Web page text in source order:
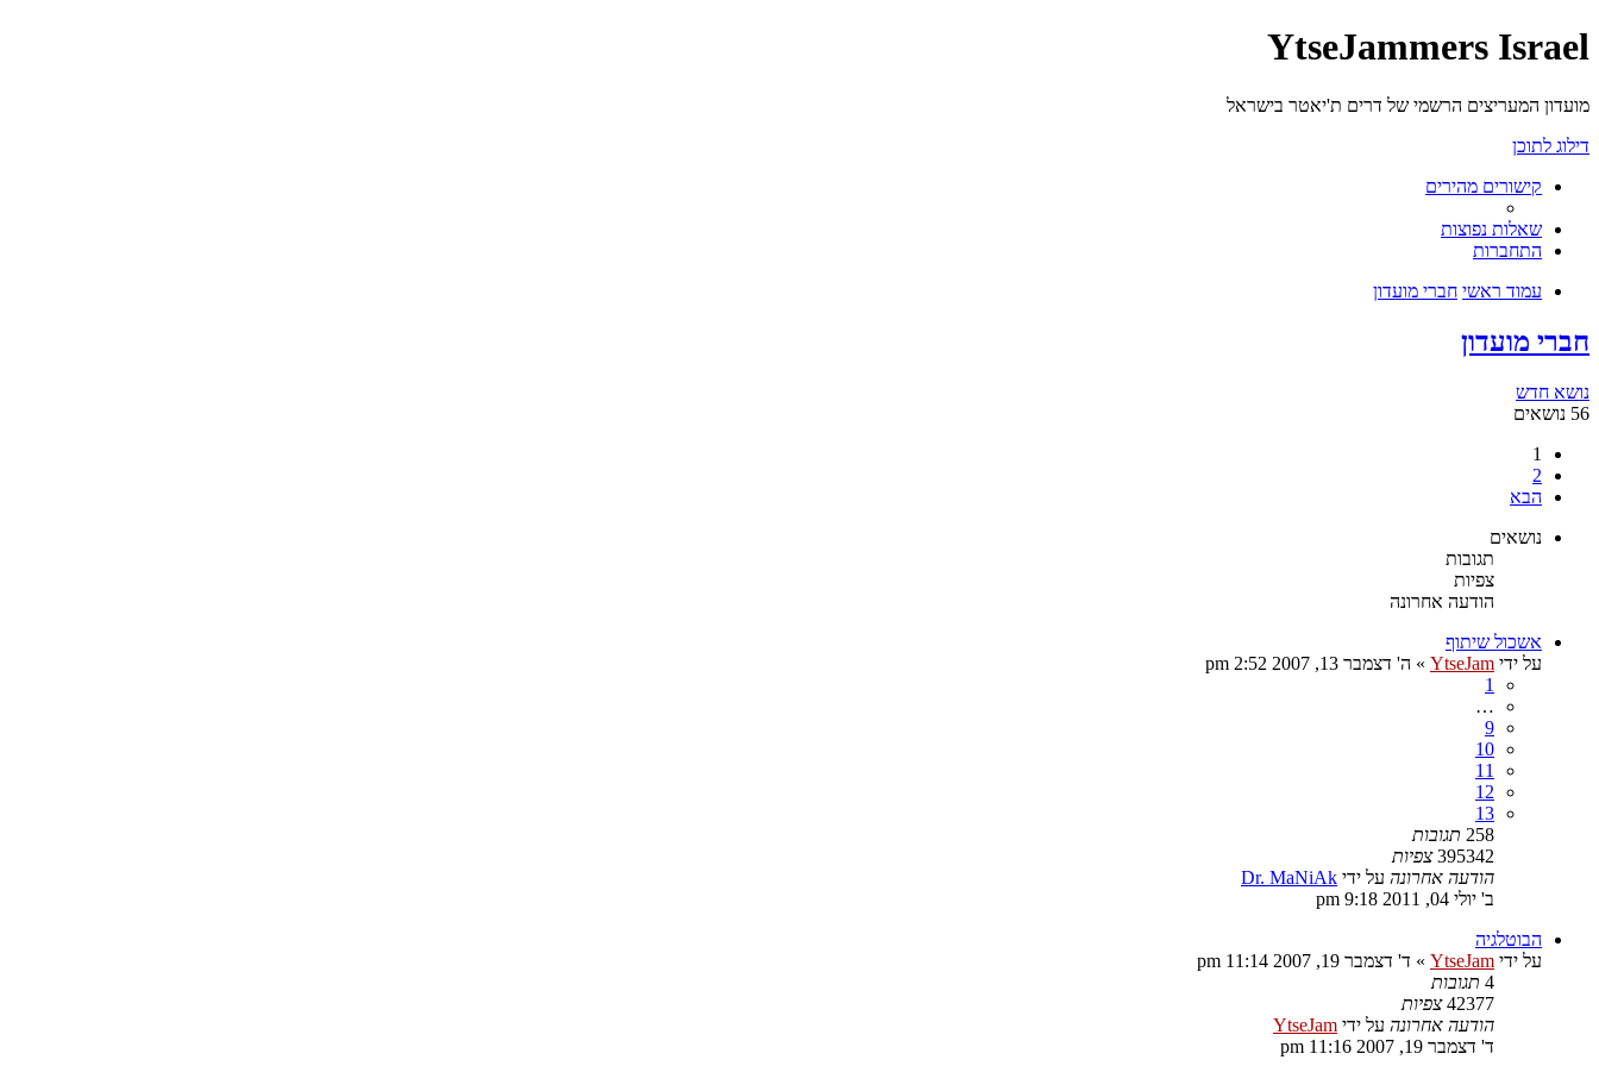
YtseJammers Israel
מועדון המעריצים הרשמי של דרים ת'יאטר בישראל
דילוג לתוכן
קישורים מהירים
שאלות נפוצות
התחברות
עמוד ראשי חברי מועדון
חברי מועדון
נושא חדש
56 נושאים
1
2
הבא
נושאים
תגובות
צפיות
הודעה אחרונה
אשכול שיתוף
על ידי YtseJam
» ה' דצמבר 13, 2007 2:52 pm
1
…
9
10
11
12
13
258 תגובות
395342 צפיות
הודעה אחרונה על ידי Dr. MaNiAk
ב' יולי 04, 2011 9:18 pm
הבוטלגיה
על ידי YtseJam
» ד' דצמבר 19, 2007 11:14 pm
4 תגובות
42377 צפיות
הודעה אחרונה על ידי YtseJam
ד' דצמבר 19, 2007 11:16 pm